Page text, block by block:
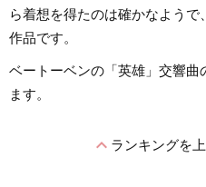
ら着想を得たのは確かなよう
作品です。
ベートーベンの「英雄」交響
ます。
expand_lessランキングを